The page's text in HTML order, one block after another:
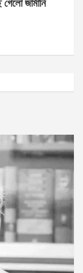
জার্মানি